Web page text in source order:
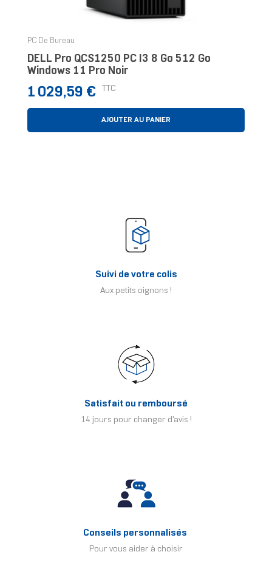
PC De Bureau
DELL Pro QCS1250 PC I3 8 Go 512 Go
Windows 11 Pro Noir
Prix
1 029,59 € TTC
AJOUTER AU PANIER
Suivi de votre colis
Aux petits oignons !
Satisfait ou remboursé
14 jours pour changer d'avis !
Conseils personnalisés
Pour vous aider à choisir